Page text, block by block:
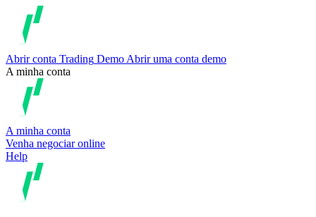
Abrir conta Trading Demo Abrir uma conta demo
A minha conta
A minha conta
Venha negociar online
Help